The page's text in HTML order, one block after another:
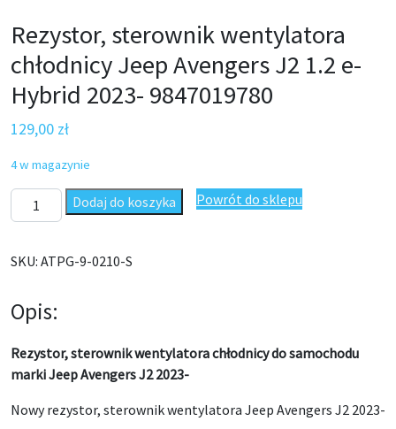
Rezystor, sterownik wentylatora
chłodnicy Jeep Avengers J2 1.2 e-
Hybrid 2023- 9847019780
129,00 zł
4 w magazynie
ilość Rezystor, sterownik wentylatora chłodnicy Jeep Avengers
Dodaj do koszyka Powrót do sklepu
SKU: ATPG-9-0210-S
Opis:
Rezystor, sterownik wentylatora chłodnicy do samochodu
marki Jeep Avengers J2 2023-
Nowy rezystor, sterownik wentylatora Jeep Avengers J2 2023-